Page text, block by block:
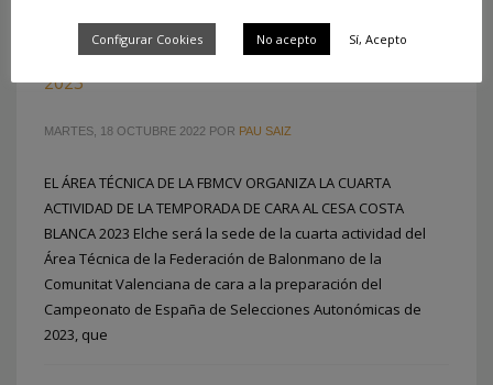
ELCHE, CUARTA PARADA DEL CAMINO AL CESA
2023
MARTES, 18 OCTUBRE 2022 POR PAU SAIZ
EL ÁREA TÉCNICA DE LA FBMCV ORGANIZA LA CUARTA
ACTIVIDAD DE LA TEMPORADA DE CARA AL CESA COSTA
BLANCA 2023 Elche será la sede de la cuarta actividad del
Área Técnica de la Federación de Balonmano de la
Comunitat Valenciana de cara a la preparación del
Campeonato de España de Selecciones Autonómicas de
2023, que
Configurar Cookies No acepto Sí, Acepto